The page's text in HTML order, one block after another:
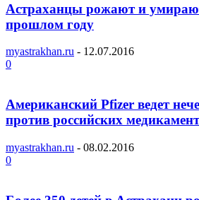
Астраханцы рожают и
прошлом году
myastrakhan.ru - 12.07.2016
0
Американский Pfizer ведет
против российских
myastrakhan.ru - 08.02.2016
0